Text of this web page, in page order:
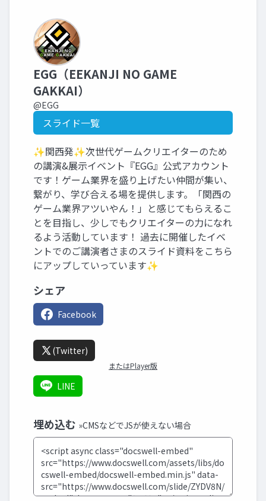
EGG（EEKANJI NO GAME
GAKKAI）
@EGG
スライド一覧
✨関西発✨次世代ゲームクリエイターのため
の講演&展示イベント『EGG』公式アカウント
です！ゲーム業界を盛り上げたい仲間が集い、
繋がり、学び合える場を提供します。「関西の
ゲーム業界アツいやん！」と感じてもらえるこ
とを目指し、少しでもクリエイターの力になれ
るよう活動しています！ 過去に開催したイベ
ントでのご講演者さまのスライド資料をこちら
にアップしていっています✨
シェア
Facebook
(Twitter)
またはPlayer版
LINE
埋め込む »CMSなどでJSが使えない場合